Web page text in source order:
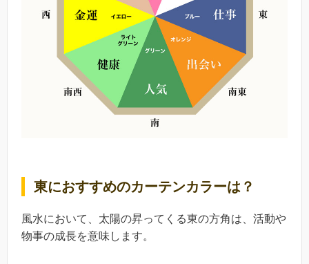
東におすすめのカーテンカラーは？
風水において、太陽の昇ってくる東の方角は、活動や
物事の成長を意味します。